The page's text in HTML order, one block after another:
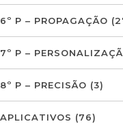
6º P – PROPAGAÇÃO
7º P –
8º P – PRECISÃO (3)
APLICATIVOS (76)